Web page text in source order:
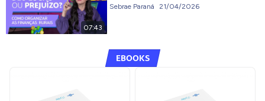
07:43
Sebrae Paraná 21/04/2026
EBOOKS